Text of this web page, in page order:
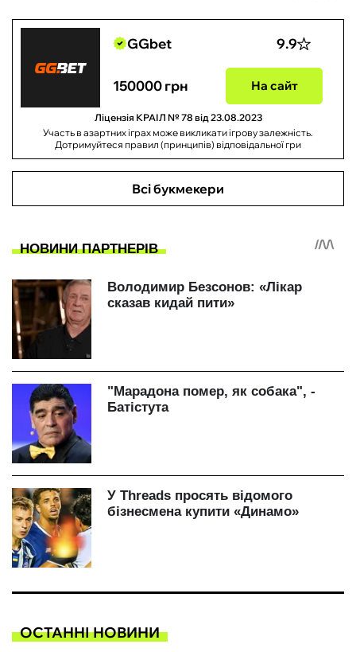
GGbet 9.9
150000 грн На сайт
Ліцензія КРАІЛ № 78 від 23.08.2023
Участь в азартних іграх може викликати ігрову залежність.
Дотримуйтеся правил (принципів) відповідальної гри
Всі букмекери
ОСТАННІ НОВИНИ